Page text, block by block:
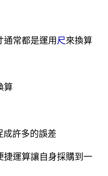
通常都是運用尺來換算
算
許多的誤差
運算讓自身採購到一